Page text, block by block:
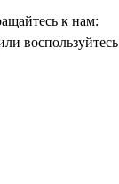
к нам:
воспользуйтесь